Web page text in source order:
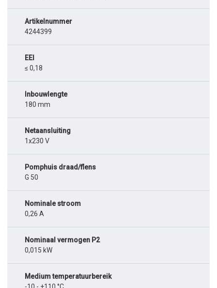
Artikelnummer
4244399
EEI
≤ 0,18
Inbouwlengte
180 mm
Netaansluiting
1x230 V
Pomphuis draad/flens
G 50
Nominale stroom
0,26 A
Nominaal vermogen P2
0,015 kW
Medium temperatuurbereik